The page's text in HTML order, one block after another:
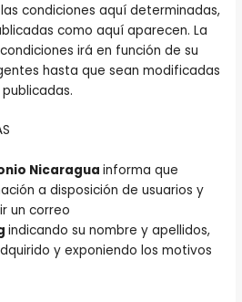
condiciones aquí determinadas,
como aquí aparecen. La
irá en función de su
hasta que sean modificadas
Nicaraguainforma que
a disposición de usuarios y
un correo
indicando su nombre y apellidos,
y exponiendo los motivos